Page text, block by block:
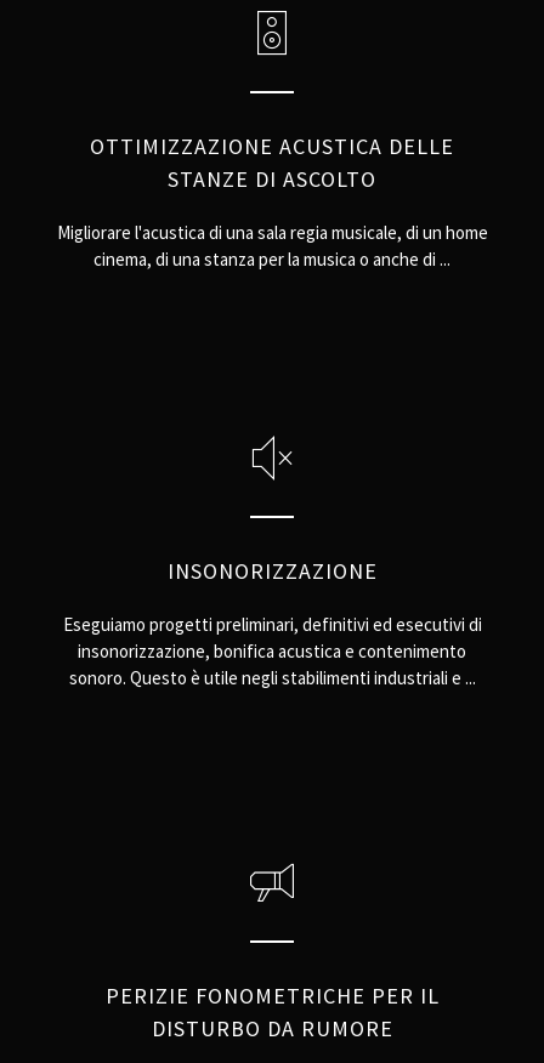
OTTIMIZZAZIONE ACUSTICA DELLE
STANZE DI ASCOLTO
Migliorare l'acustica di una sala regia musicale, di un home
cinema, di una stanza per la musica o anche di ...
INSONORIZZAZIONE
Eseguiamo progetti preliminari, definitivi ed esecutivi di
insonorizzazione, bonifica acustica e contenimento
sonoro. Questo è utile negli stabilimenti industriali e ...
PERIZIE FONOMETRICHE PER IL
DISTURBO DA RUMORE